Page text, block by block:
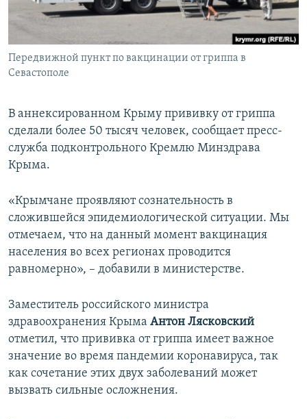
ПОБЕДИТЕЛЕЙ НЕ СУДЯТ?
ELIFBE
ПРИСОЕДИНЯЙТЕСЬ!
Передвижной пункт по вакцинации от гриппа в
Севастополе
В аннексированном Крыму прививку от гриппа
сделали более 50 тысяч человек, сообщает пресс-
служба подконтрольного Кремлю Минздрава
Крыма.
«Крымчане проявляют сознательность в
сложившейся эпидемиологической ситуации. Мы
отмечаем, что на данный момент вакцинация
населения во всех регионах проводится
равномерно», – добавили в министерстве.
Заместитель российского министра
здравоохранения Крыма Антон Лясковский
отметил, что прививка от гриппа имеет важное
значение во время пандемии коронавируса, так
как сочетание этих двух заболеваний может
вызвать сильные осложнения.